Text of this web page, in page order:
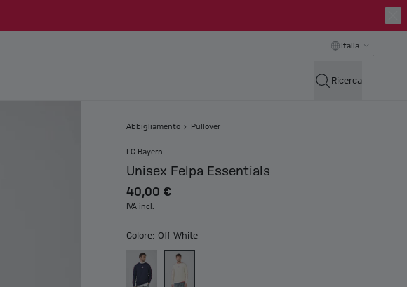
Italia
Ricerca
Abbigliamento Pullover
FC Bayern
Unisex Felpa Essentials
40,00 €
IVA incl.
Colore: Off White